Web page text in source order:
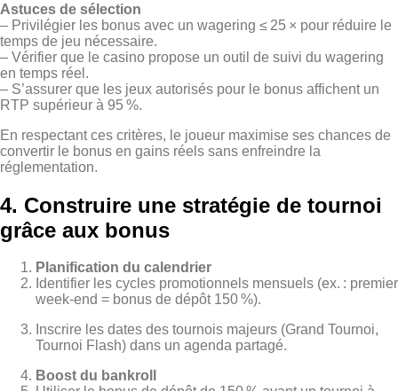
Astuces de sélection
– Privilégier les bonus avec un wagering ≤ 25 × pour réduire le
temps de jeu nécessaire.
– Vérifier que le casino propose un outil de suivi du wagering
en temps réel.
– S’assurer que les jeux autorisés pour le bonus affichent un
RTP supérieur à 95 %.
En respectant ces critères, le joueur maximise ses chances de
convertir le bonus en gains réels sans enfreindre la
réglementation.
4. Construire une stratégie de tournoi
grâce aux bonus
Planification du calendrier
Identifier les cycles promotionnels mensuels (ex. : premier
week‑end = bonus de dépôt 150 %).
Inscrire les dates des tournois majeurs (Grand Tournoi,
Tournoi Flash) dans un agenda partagé.
Boost du bankroll